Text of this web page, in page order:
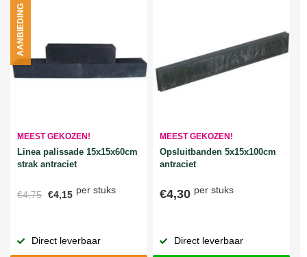
MEEST GEKOZEN!
Linea palissade 15x15x60cm
strak antraciet
€4,75 €4,15 per stuks
AANBIEDING
Direct leverbaar
MEEST GEKOZEN!
Opsluitbanden 5x15x100cm
antraciet
€4,30 per stuks
Direct leverbaar